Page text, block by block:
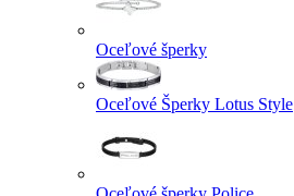
Oceľové šperky
Oceľové Šperky Lotus Style